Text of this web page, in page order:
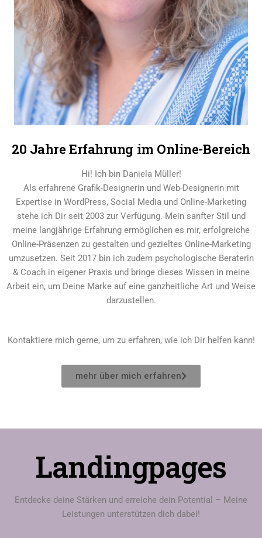
20 Jahre Erfahrung im Online-Bereich
Hi! Ich bin Daniela Müller!
Als erfahrene Grafik-Designerin und Web-Designerin mit
Expertise in WordPress, Social Media und Online-Marketing
stehe ich Dir seit 2003 zur Verfügung. Mein sanfter Stil und
meine langjährige Erfahrung ermöglichen es mir, erfolgreiche
Online-Präsenzen zu gestalten und gezieltes Online-Marketing
umzusetzen. Seit 2017 bin ich zudem psychologische Beraterin
& Coach in eigener Praxis und bringe dieses Wissen in meine
Arbeit ein, um Deine Marke auf eine ganzheitliche Art und Weise
darzustellen.
Kontaktiere mich gerne, um zu erfahren, wie ich Dir helfen kann!
mehr über mich erfahren
Landingpages
Entdecke deine Stärken und erreiche dein Potential – Meine
Leistungen unterstützen dich dabei!